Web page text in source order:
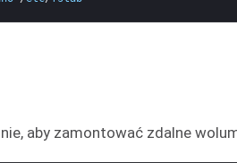
aby zamontować zdalne